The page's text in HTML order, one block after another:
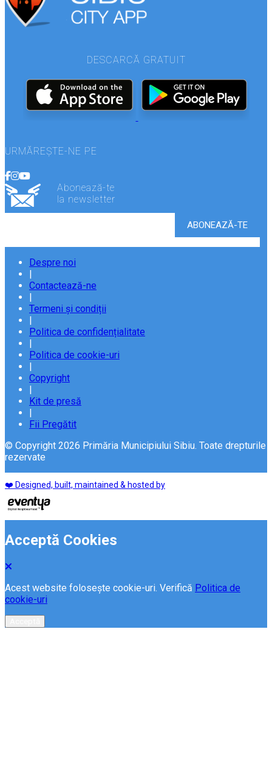
DESCARCĂ GRATUIT
URMĂREȘTE-NE PE
Abonează-te
la newsletter
Despre noi
|
Contactează-ne
|
Termeni și condiții
|
Politica de confidențialitate
|
Politica de cookie-uri
|
Copyright
|
Kit de presă
|
Fii Pregătit
© Copyright 2026 Primăria Municipiului Sibiu. Toate drepturile
rezervate
❤️ Designed, built, maintained & hosted by
Acceptă Cookies
Acest website folosește cookie-uri. Verifică Politica de
cookie-uri